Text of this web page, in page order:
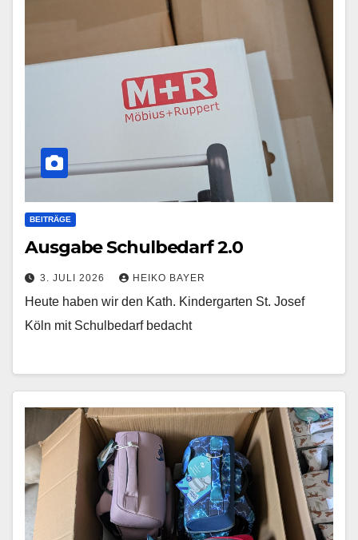
BEITRÄGE
Ausgabe Schulbedarf 2.0
3. JULI 2026 HEIKO BAYER
Heute haben wir den Kath. Kindergarten St. Josef
Köln mit Schulbedarf bedacht